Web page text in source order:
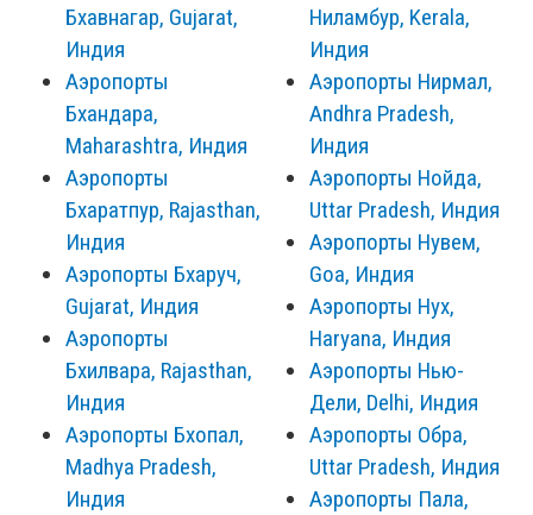
Бхавнагар, Gujarat,
Индия
Аэропорты
Бхандара,
Maharashtra, Индия
Аэропорты
Бхаратпур, Rajasthan,
Индия
Аэропорты Бхаруч,
Gujarat, Индия
Аэропорты
Бхилвара, Rajasthan,
Индия
Аэропорты Бхопал,
Madhya Pradesh,
Индия
Ниламбур, Kerala,
Индия
Аэропорты Нирмал,
Andhra Pradesh,
Индия
Аэропорты Нойда,
Uttar Pradesh, Индия
Аэропорты Нувем,
Goa, Индия
Аэропорты Нух,
Haryana, Индия
Аэропорты Нью-
Дели, Delhi, Индия
Аэропорты Обра,
Uttar Pradesh, Индия
Аэропорты Пала,